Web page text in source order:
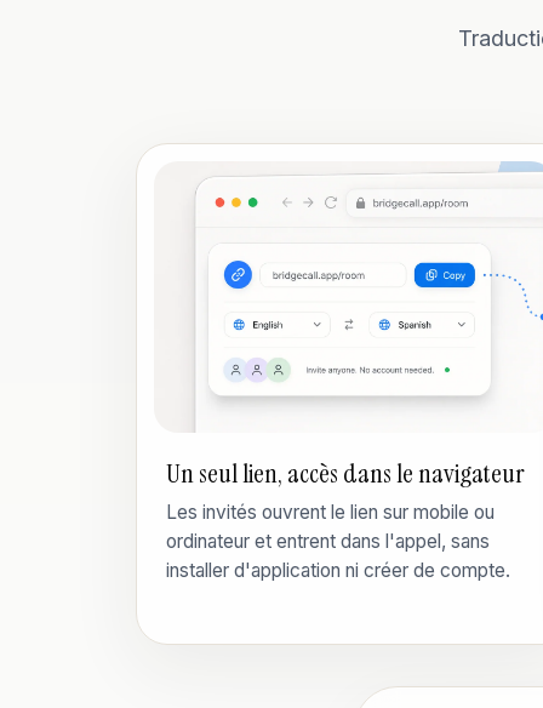
Un seul lien, accès dans le navigateur
Les invités ouvrent le lien sur mobile ou
ordinateur et entrent dans l'appel, sans
installer d'application ni créer de compte.